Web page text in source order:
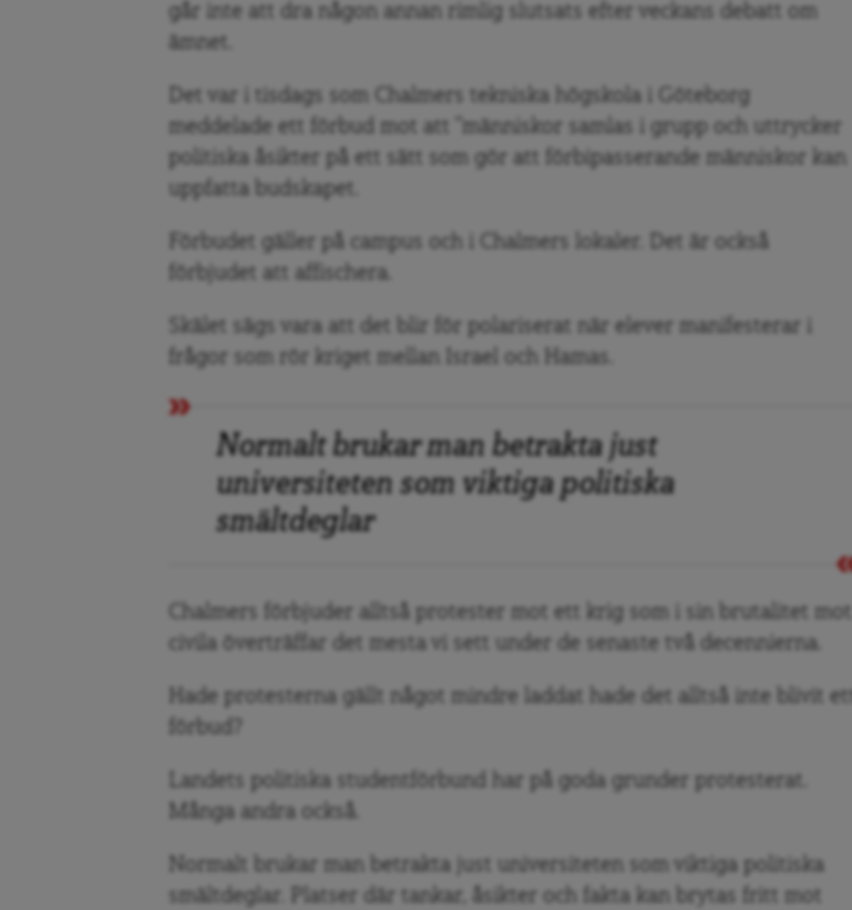
går inte att dra någon annan rimlig slutsats efter veckans debatt om
ämnet.
Det var i tisdags som Chalmers tekniska högskola i Göteborg
meddelade ett förbud mot att ”människor samlas i grupp och uttrycker
politiska åsikter på ett sätt som gör att förbipasserande människor kan
uppfatta budskapet.
Förbudet gäller på campus och i Chalmers lokaler. Det är också
förbjudet att affischera.
Skälet sägs vara att det blir för polariserat när elever manifesterar i
frågor som rör kriget mellan Israel och Hamas.
Normalt brukar man betrakta just
universiteten som viktiga politiska
smältdeglar
Chalmers förbjuder alltså protester mot ett krig som i sin brutalitet mot
civila överträffar det mesta vi sett under de senaste två decennierna.
Hade protesterna gällt något mindre laddat hade det alltså inte blivit ett
förbud?
Landets politiska studentförbund har på goda grunder protesterat.
Många andra också.
Normalt brukar man betrakta just universiteten som viktiga politiska
smältdeglar. Platser där tankar, åsikter och fakta kan brytas fritt mot